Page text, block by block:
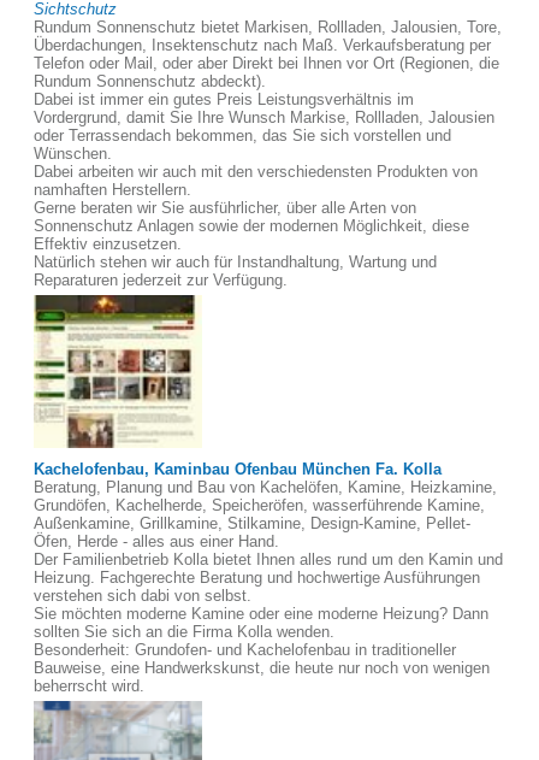
Sichtschutz
Rundum Sonnenschutz bietet Markisen, Rollladen, Jalousien, Tore,
Überdachungen, Insektenschutz nach Maß. Verkaufsberatung per
Telefon oder Mail, oder aber Direkt bei Ihnen vor Ort (Regionen, die
Rundum Sonnenschutz abdeckt).
Dabei ist immer ein gutes Preis Leistungsverhältnis im
Vordergrund, damit Sie Ihre Wunsch Markise, Rollladen, Jalousien
oder Terrassendach bekommen, das Sie sich vorstellen und
Wünschen.
Dabei arbeiten wir auch mit den verschiedensten Produkten von
namhaften Herstellern.
Gerne beraten wir Sie ausführlicher, über alle Arten von
Sonnenschutz Anlagen sowie der modernen Möglichkeit, diese
Effektiv einzusetzen.
Natürlich stehen wir auch für Instandhaltung, Wartung und
Reparaturen jederzeit zur Verfügung.
Kachelofenbau, Kaminbau Ofenbau München Fa. Kolla
Beratung, Planung und Bau von Kachelöfen, Kamine, Heizkamine,
Grundöfen, Kachelherde, Speicheröfen, wasserführende Kamine,
Außenkamine, Grillkamine, Stilkamine, Design-Kamine, Pellet-
Öfen, Herde - alles aus einer Hand.
Der Familienbetrieb Kolla bietet Ihnen alles rund um den Kamin und
Heizung. Fachgerechte Beratung und hochwertige Ausführungen
verstehen sich dabi von selbst.
Sie möchten moderne Kamine oder eine moderne Heizung? Dann
sollten Sie sich an die Firma Kolla wenden.
Besonderheit: Grundofen- und Kachelofenbau in traditioneller
Bauweise, eine Handwerkskunst, die heute nur noch von wenigen
beherrscht wird.